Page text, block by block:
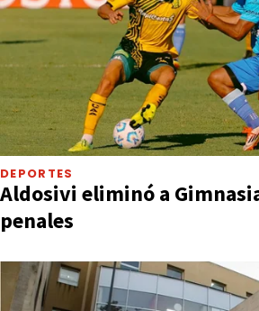
DEPORTES
Aldosivi eliminó a
penales